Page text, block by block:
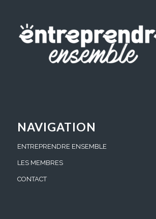
NAVIGATION
ENTREPRENDRE ENSEMBLE
LES MEMBRES
CONTACT